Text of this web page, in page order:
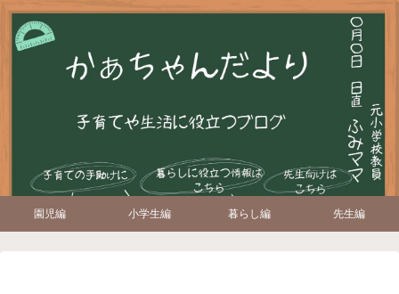
園児編 小学生編 暮らし編 先生編